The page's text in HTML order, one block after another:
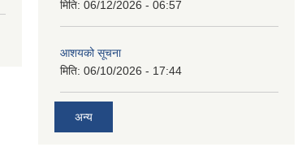
मिति: 06/12/2026 - 06:57
आशयको सूचना
मिति: 06/10/2026 - 17:44
अन्य